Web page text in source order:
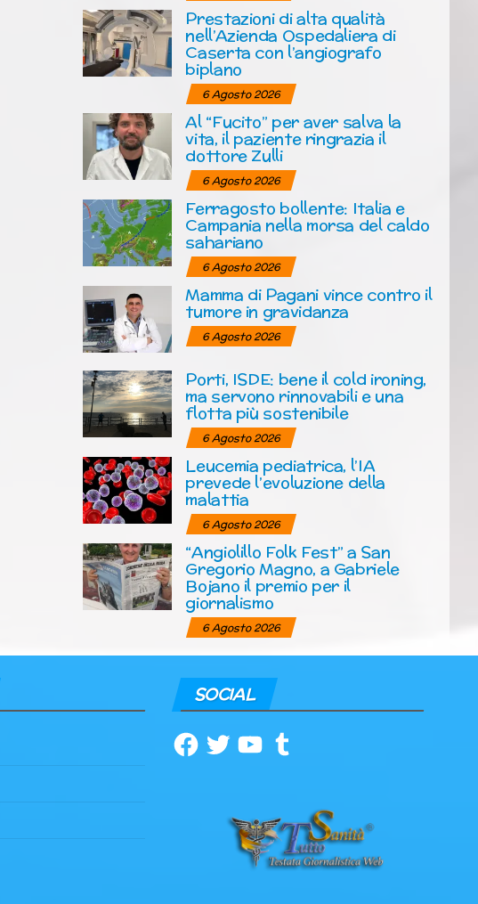
Prestazioni di alta qualità
nell’Azienda Ospedaliera di
Caserta con l’angiografo
biplano
6 Agosto 2026
Al “Fucito” per aver salva la
vita, il paziente ringrazia il
dottore Zulli
6 Agosto 2026
Ferragosto bollente: Italia e
Campania nella morsa del caldo
sahariano
6 Agosto 2026
Mamma di Pagani vince contro il
tumore in gravidanza
6 Agosto 2026
Porti, ISDE: bene il cold ironing,
ma servono rinnovabili e una
flotta più sostenibile
6 Agosto 2026
Leucemia pediatrica, l’IA
prevede l’evoluzione della
malattia
6 Agosto 2026
“Angiolillo Folk Fest” a San
Gregorio Magno, a Gabriele
Bojano il premio per il
giornalismo
6 Agosto 2026
SOCIAL
Facebook
TwitterYouTubeTumblr